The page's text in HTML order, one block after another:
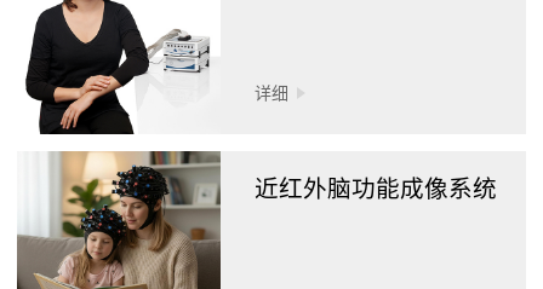
详细
近红外脑功能成像系统